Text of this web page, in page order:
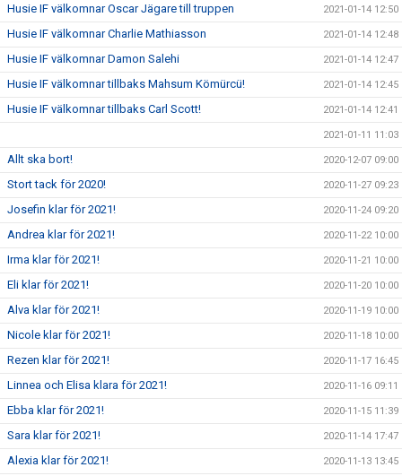
Husie IF välkomnar Oscar Jägare till truppen 2021-01-14 12:50
Husie IF välkomnar Charlie Mathiasson 2021-01-14 12:48
Husie IF välkomnar Damon Salehi 2021-01-14 12:47
Husie IF välkomnar tillbaks Mahsum Kömürcü! 2021-01-14 12:45
Husie IF välkomnar tillbaks Carl Scott! 2021-01-14 12:41
2021-01-11 11:03
Allt ska bort! 2020-12-07 09:00
Stort tack för 2020! 2020-11-27 09:23
Josefin klar för 2021! 2020-11-24 09:20
Andrea klar för 2021! 2020-11-22 10:00
Irma klar för 2021! 2020-11-21 10:00
Eli klar för 2021! 2020-11-20 10:00
Alva klar för 2021! 2020-11-19 10:00
Nicole klar för 2021! 2020-11-18 10:00
Rezen klar för 2021! 2020-11-17 16:45
Linnea och Elisa klara för 2021! 2020-11-16 09:11
Ebba klar för 2021! 2020-11-15 11:39
Sara klar för 2021! 2020-11-14 17:47
Alexia klar för 2021! 2020-11-13 13:45